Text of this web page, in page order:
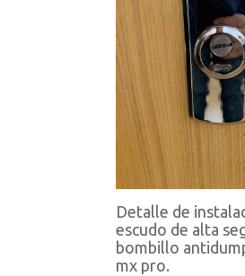
Detalle de
escudo de alta
bombillo
mx pro.